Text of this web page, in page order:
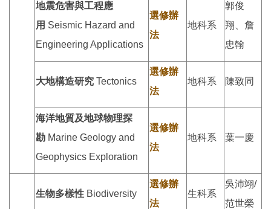
地震危害與工程應
用 Seismic Hazard and
Engineering Applications
選修辦
法
地科系
郭俊
翔、詹
忠翰
大地構造研究 Tectonics
選修辦
法
地科系 陳致同
海洋地質及地球物理探
勘 Marine Geology and
Geophysics Exploration
選修辦
法
地科系 葉一慶
生物多樣性 Biodiversity
選修辦
法
生科系
吳沛翊/
范世榮